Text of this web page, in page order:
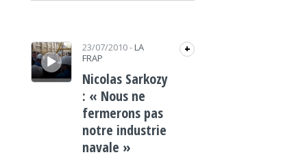
Lecteur audio 23/07/2010- LA
FRAP
+
Nicolas Sarkozy
: « Nous ne
fermerons pas
notre industrie
navale »